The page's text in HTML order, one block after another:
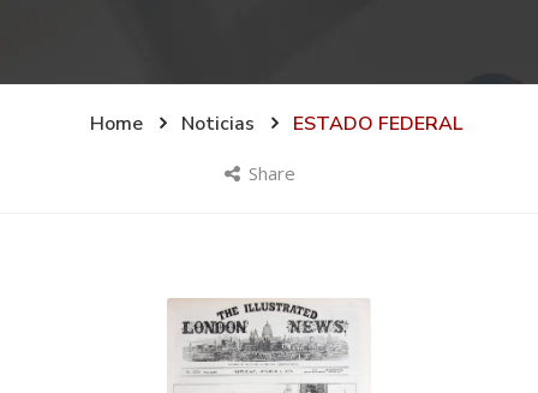
Home Noticias ESTADO FEDERAL
Share